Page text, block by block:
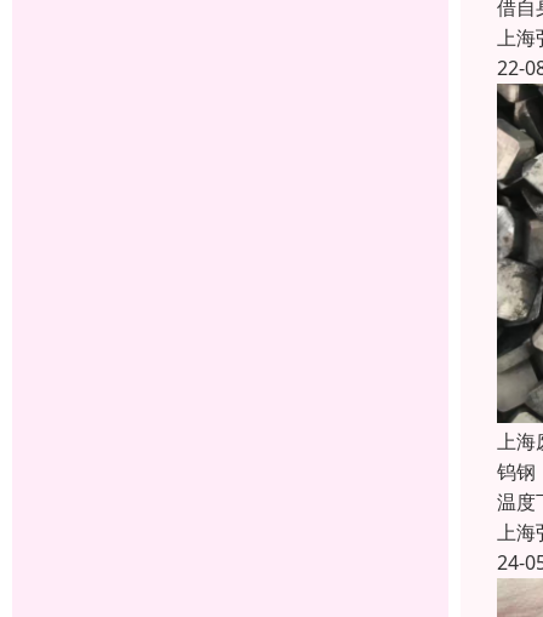
借自
上海
22-
上海
钨钢
温度
上海
24-